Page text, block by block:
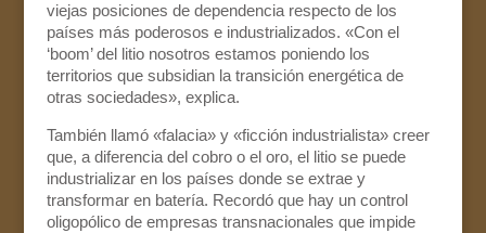
viejas posiciones de dependencia respecto de los
países más poderosos e industrializados. «Con el
‘boom’ del litio nosotros estamos poniendo los
territorios que subsidian la transición energética de
otras sociedades», explica.
También llamó «falacia» y «ficción industrialista» creer
que, a diferencia del cobro o el oro, el litio se puede
industrializar en los países donde se extrae y
transformar en batería. Recordó que hay un control
oligopólico de empresas transnacionales que impide